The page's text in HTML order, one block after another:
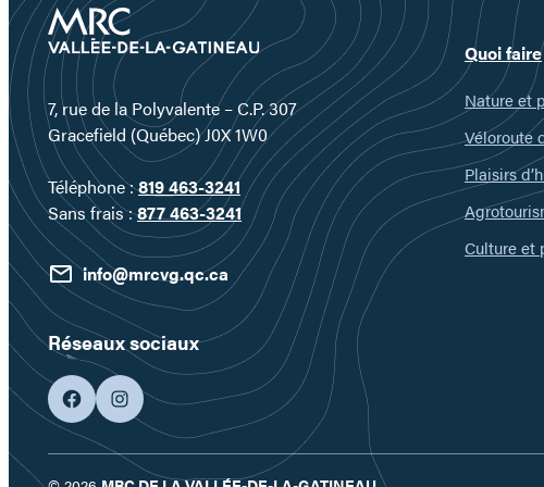
7, rue de la Polyvalente – C.P. 307
Gracefield (Québec) J0X 1W0
Téléphone :819 463-3241
Sans frais :877 463-3241
info@mrcvg.qc.ca
Réseaux sociaux
facebookgoogleplus
Quoi faire
Nature et
Véloroute
Plaisirs
Culture et